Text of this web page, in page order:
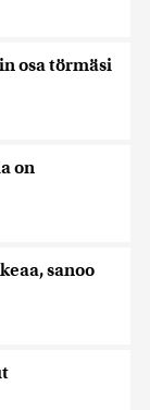
osa törmäsi
on
sanoo